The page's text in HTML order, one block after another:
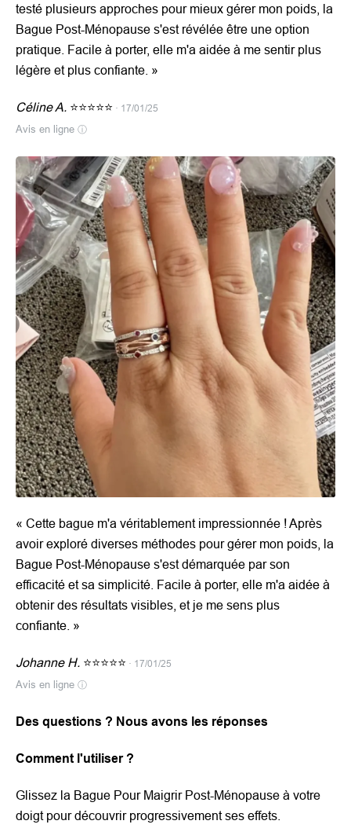
testé plusieurs approches pour mieux gérer mon poids, la
Bague Post-Ménopause s'est révélée être une option
pratique. Facile à porter, elle m'a aidée à me sentir plus
légère et plus confiante. »
Céline A. ⭐⭐⭐⭐⭐ · 17/01/25
Avis en ligne ⓘ
« Cette bague m'a véritablement impressionnée ! Après
avoir exploré diverses méthodes pour gérer mon poids, la
Bague Post-Ménopause s'est démarquée par son
efficacité et sa simplicité. Facile à porter, elle m'a aidée à
obtenir des résultats visibles, et je me sens plus
confiante. »
Johanne H. ⭐⭐⭐⭐⭐ · 17/01/25
Avis en ligne ⓘ
Des questions ? Nous avons les réponses
Comment l'utiliser ?
Glissez la Bague Pour Maigrir Post-Ménopause à votre
doigt pour découvrir progressivement ses effets.